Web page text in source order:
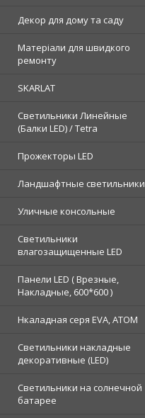
Декор для дому та саду
Матеріали для швидкого
ремонту
SKARLAT
Светильники Линейные
(Балки LED) / Tetra
Прожекторы LED
Ландшафтные светильники
Уличные консольные
Светильники
влагозащищенные LED
Панели LED ( Врезные,
Накладные, 600*600 )
Нкаладная серя EVA, ATOM
Светильники накладные
декоративные (LED)
Светильники на солнечной
батарее